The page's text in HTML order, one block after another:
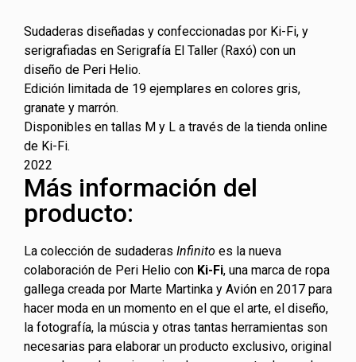
Sudaderas diseñadas y confeccionadas por Ki-Fi, y
serigrafiadas en Serigrafía El Taller (Raxó) con un
diseño de Peri Helio.
Edición limitada de 19 ejemplares en colores gris,
granate y marrón.
Disponibles en tallas M y L a través de la tienda online
de Ki-Fi.
2022
Más información del
producto:
La colección de sudaderas Infinito es la nueva
colaboración de Peri Helio con Ki-Fi, una marca de ropa
gallega creada por Marte Martinka y Avión en 2017 para
hacer moda en un momento en el que el arte, el diseño,
la fotografía, la múscia y otras tantas herramientas son
necesarias para elaborar un producto exclusivo, original